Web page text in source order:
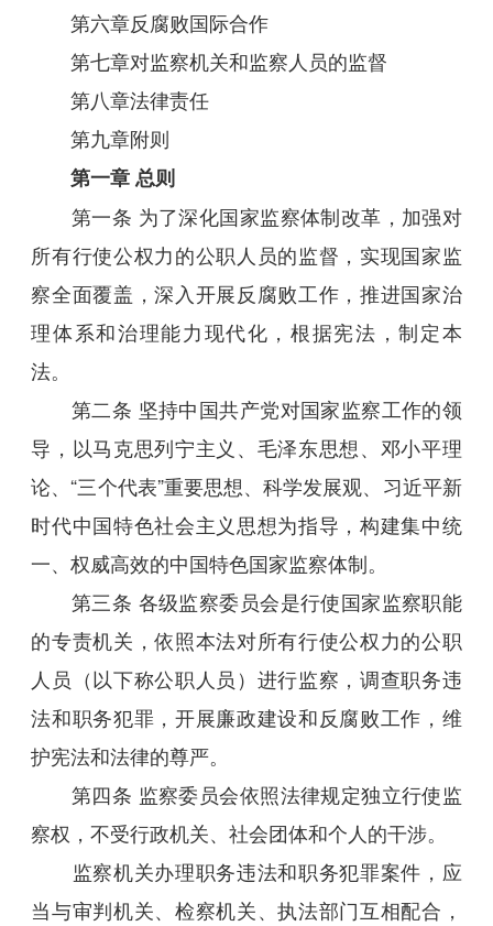
第六章反腐败国际合作
第七章对监察机关和监察人员的监督
第八章法律责任
第九章附则
第一章 总则
第一条 为了深化国家监察体制改革，加强对
所有行使公权力的公职人员的监督，实现国家监
察全面覆盖，深入开展反腐败工作，推进国家治
理体系和治理能力现代化，根据宪法，制定本
法。
第二条 坚持中国共产党对国家监察工作的领
导，以马克思列宁主义、毛泽东思想、邓小平理
论、“三个代表”重要思想、科学发展观、习近平新
时代中国特色社会主义思想为指导，构建集中统
一、权威高效的中国特色国家监察体制。
第三条 各级监察委员会是行使国家监察职能
的专责机关，依照本法对所有行使公权力的公职
人员（以下称公职人员）进行监察，调查职务违
法和职务犯罪，开展廉政建设和反腐败工作，维
护宪法和法律的尊严。
第四条 监察委员会依照法律规定独立行使监
察权，不受行政机关、社会团体和个人的干涉。
监察机关办理职务违法和职务犯罪案件，应
当与审判机关、检察机关、执法部门互相配合，